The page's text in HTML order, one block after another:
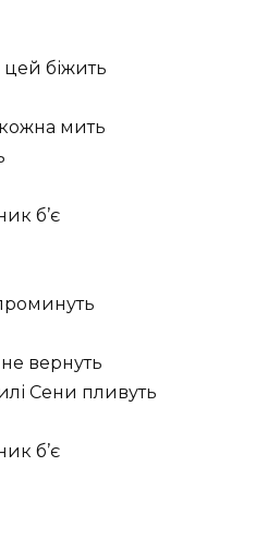
цей біжить
мить
б’є
вернуть
Сени пливуть
б’є